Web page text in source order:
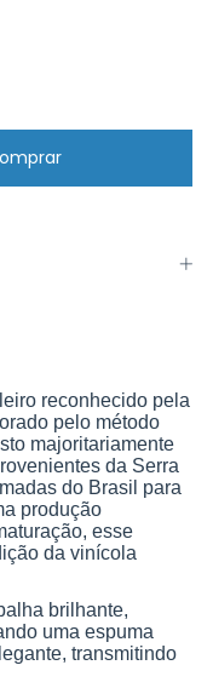
reconhecido pela
pelo método
majoritariamente
da Serra
do Brasil para
produção
esse
da vinícola
brilhante,
uma espuma
transmitindo